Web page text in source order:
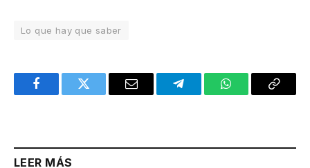
Lo que hay que saber
FacebookTwitter Email TelegramWhatsAppCopy
LEER MÁS